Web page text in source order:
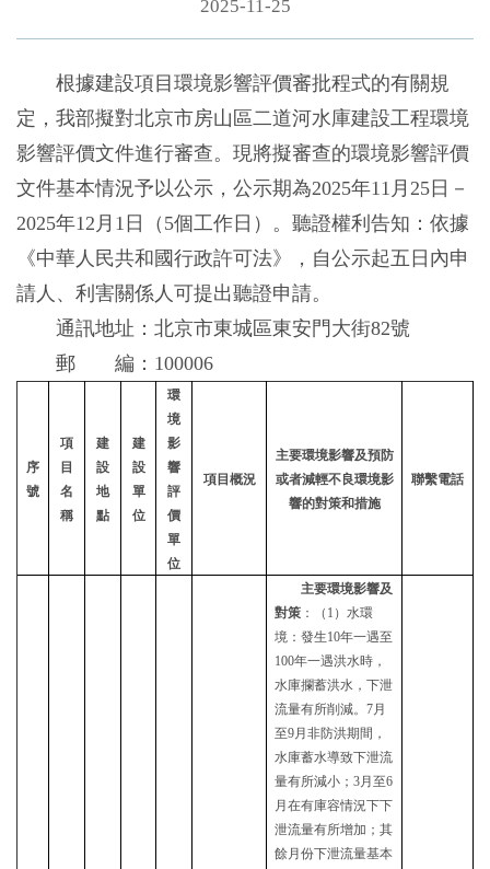
2025-11-25
根據建設項目環境影響評價審批程式的有關規
定，我部擬對北京市房山區二道河水庫建設工程環境
影響評價文件進行審查。現將擬審查的環境影響評價
文件基本情況予以公示，公示期為2025年11月25日－
2025年12月1日（5個工作日）。聽證權利告知：依據
《中華人民共和國行政許可法》，自公示起五日內申
請人、利害關係人可提出聽證申請。
通訊地址：北京市東城區東安門大街82號
郵 編：100006
序
號
項
目
名
稱
建
設
地
點
建
設
單
位
環
境
影
響
評
價
單
位
項目概況
主要環境影響及預防
或者減輕不良環境影
響的對策和措施
聯繫電話
主要環境影響及
對策 ：（ 1）水環
境：發生10年一遇至
100年一遇洪水時 ，
水庫攔蓄洪水，下泄
流量有所削減。7月
至9月非防洪期間 ，
水庫蓄水導致下泄流
量有所減小 ；3月至6
月在有庫容情況下下
泄流量有所增加；其
餘月份下泄流量基本